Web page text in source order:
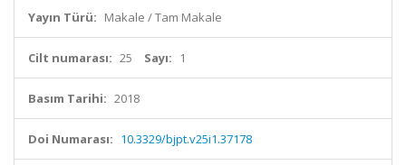
Yayın Türü: Makale / Tam Makale
Cilt numarası: 25 Sayı: 1
Basım Tarihi: 2018
Doi Numarası: 10.3329/bjpt.v25i1.37178